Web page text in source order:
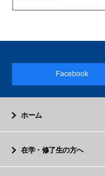
Facebook
ホーム
在学・修了生の方へ